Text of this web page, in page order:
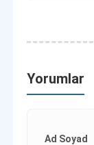
Yorumlar
Ad Soyad